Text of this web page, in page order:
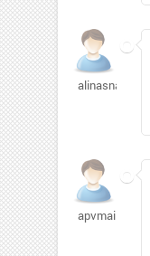
alinasnake595
apvmail864